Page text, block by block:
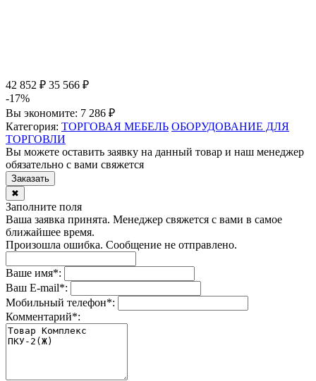
42 852 ₽ 35 566 ₽
-17%
Вы экономите: 7 286 ₽
Категория: ТОРГОВАЯ МЕБЕЛЬ ОБОРУДОВАНИЕ ДЛЯ
ТОРГОВЛИ
Вы можете оставить заявку на данный товар и наш менеджер
обязательно с вами свяжется
Заказать
✖
Заполните поля
Ваша заявка принята. Менеджер свяжется с вами в самое
ближайшее время.
Произошла ошибка. Сообщение не отправлено.
Ваше имя*:
Ваш E-mail*:
Мобильный телефон*:
Комментарий*: